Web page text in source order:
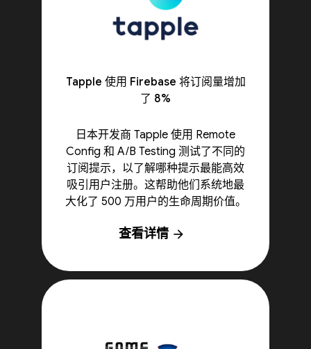
Tapple 使用 Firebase 将订阅量增加
了 8%
日本开发商 Tapple 使用 Remote
Config 和 A/B Testing 测试了不同的
订阅提示，以了解哪种提示最能高效
吸引用户注册。这帮助他们系统地最
大化了 500 万用户的生命周期价值。
查看详情 arrow_forward